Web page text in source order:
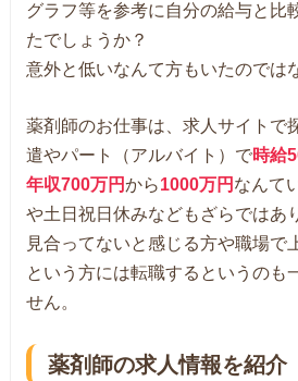
グラフ等を参考に自分の給与と比
たでしょうか？
意外と低いなんて方もいたのでは
薬剤師のお仕事は、求人サイトで
遣やパート（アルバイト）で時給
年収700万円から1000万円 なんて
や土日祝日休みなどもざらではあ
見合ってないと感じる方や職場で
という方には転職するというのも
せん。
薬剤師の求人情報を紹介